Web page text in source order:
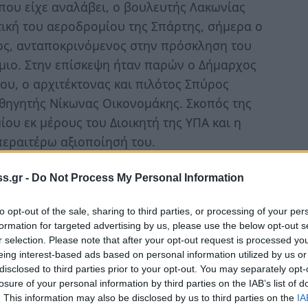
- Do Not Process My Personal Information
opt-out of the sale, sharing to third parties, or processing of your
for targeted advertising by us, please use the below opt-out
selection. Please note that after your opt-out request is processed
interest-based ads based on personal information utilized by us
to third parties prior to your opt-out. You may separately
of your personal information by third parties on the IAB’s list of
This information may also be disclosed by us to third parties on the
είχε αναλάβει, ο βουλευτής Λακωνίας
του αεροδρομίου της Σπάρτης, σήμερα ο
ανταποκρινόμενος στην πρόσκληση του
Στην επίσκεψη ήταν παρών ο Δήμαρχος
ο αρχιτέκτονας και πιλότος Σπύρος
Νίκωνας Οικονομάκης. Σκοπός της
εκ μέρους του Διοικητή της ΥΠΑ και η
αξιοποίησή του.
δήλωσε:
μας, ο Διοικητής της ΥΠΑ Γιώργος
της Σπάρτης για να κάνει γενική εκτίμηση της
να έχει για το μέλλον.
μία υπόθεση στην οποία έχω εμπλακεί στο
Άμυνας και είχαμε επιτύχει το Σεπτέμβριο